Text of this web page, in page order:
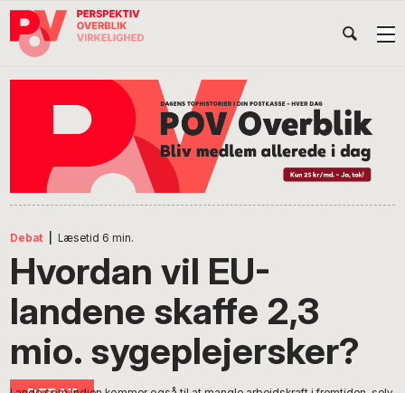
Gå
direkte
Skip
indhold
Gå
direkte
Debat Læsetid 6 min.
Hvordan vil EU-
landene skaffe 2,3
mio. sygeplejersker?